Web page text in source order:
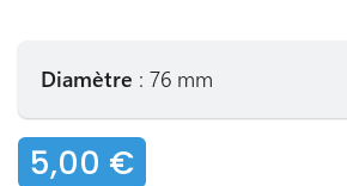
Diamètre : 76 mm
5,00 €